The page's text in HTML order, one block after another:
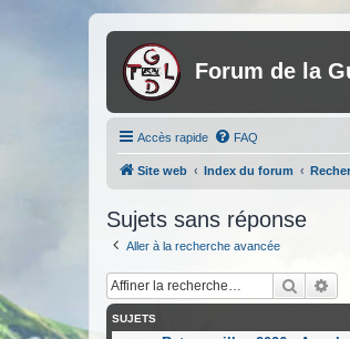
Forum de la
Accès rapide FAQ
Site web Index du forum
Sujets sans réponse
Aller à la recherche avancée
SUJETS